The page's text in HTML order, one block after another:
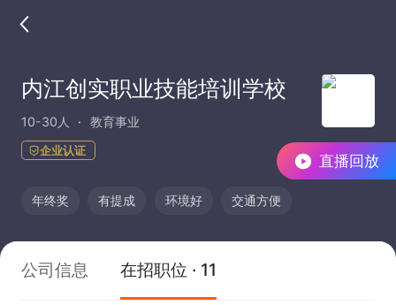
直播回放
内江创实职业技能培训学校
10-30人 教育事业
企业认证
年终奖 有提成 环境好 交通方便
公司信息 在招职位 · 11